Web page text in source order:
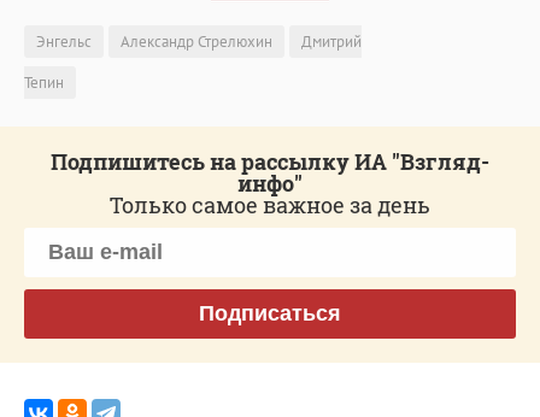
Энгельс Александр Стрелюхин
Дмитрий
Тепин
Подпишитесь на рассылку ИА "Взгляд-
инфо"
Только самое важное за день
Подписаться